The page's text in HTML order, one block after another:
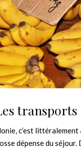
c’est littéralement
dépense du